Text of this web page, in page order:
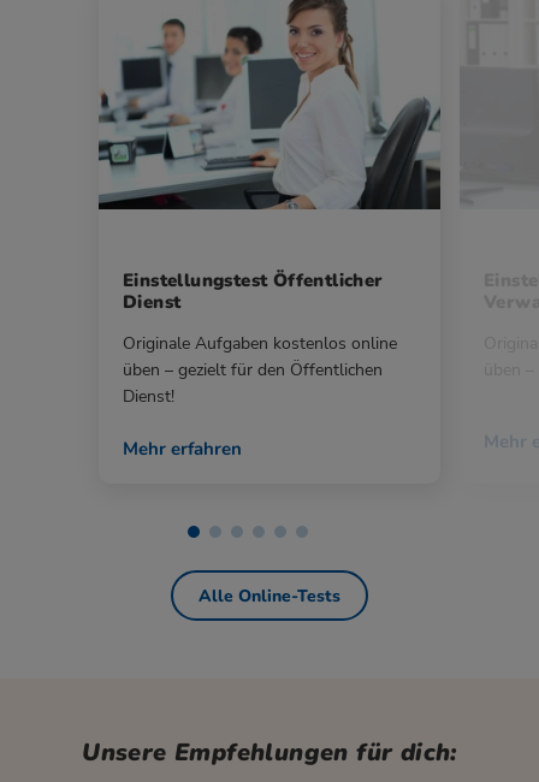
Einstellungstest Öffentlicher
Dienst
Originale Aufgaben kostenlos online
üben – gezielt für den Öffentlichen
Dienst!
Mehr erfahren Mehr
Alle Online-Tests
Unsere Empfehlungen für dich: